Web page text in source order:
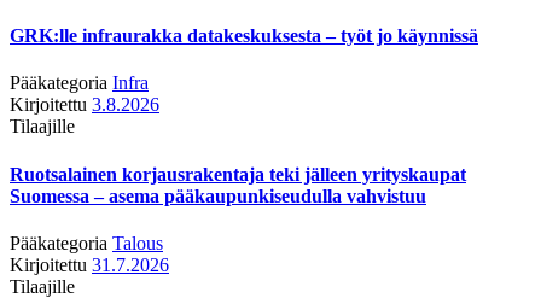
GRK:lle infraurakka datakeskuksesta – työt jo käynnissä
Pääkategoria Infra
Kirjoitettu 3.8.2026
Tilaajille
Ruotsalainen korjausrakentaja teki jälleen yrityskaupat
Suomessa – asema pääkaupunkiseudulla vahvistuu
Pääkategoria Talous
Kirjoitettu 31.7.2026
Tilaajille